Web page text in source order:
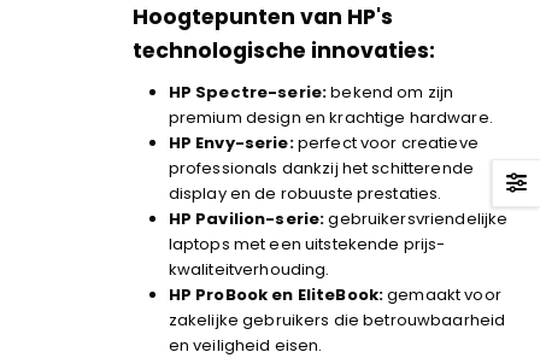
Hoogtepunten van HP's
technologische innovaties:
HP Spectre-serie:bekend om zijn
premium design en krachtige hardware.
HP Envy-serie:perfect voor creatieve
professionals dankzij het schitterende
display en de robuuste prestaties.
HP Pavilion-serie:gebruikersvriendelijke
laptops met een uitstekende prijs-
kwaliteitverhouding.
HP ProBook en EliteBook:gemaakt voor
zakelijke gebruikers die betrouwbaarheid
en veiligheid eisen.